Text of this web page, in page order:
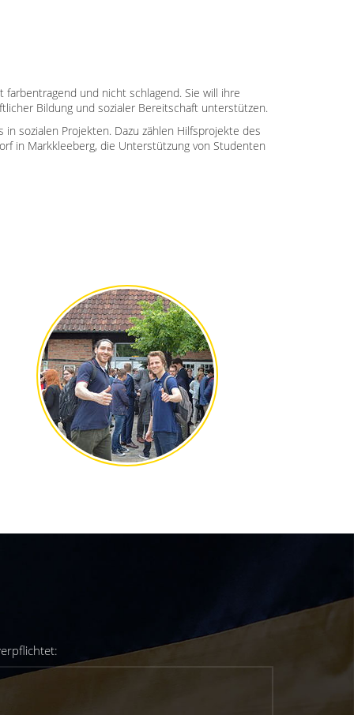
und nicht schlagend. Sie will ihre
Bildung und sozialer Bereitschaft unterstützen.
sozialen Projekten. Dazu zählen Hilfsprojekte des
in Markkleeberg, die Unterstützung von Studenten